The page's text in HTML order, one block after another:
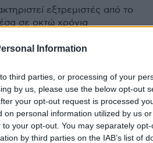
Information
third parties, or processing of your
by us, please use the below opt-out
your opt-out request is processed
personal information utilized by us
your opt-out. You may separately
by third parties on the IAB’s list of
εξτρεμιστές από το
σε οκτώ χρόνια
γυναίκα του που
να πάει στο
Ιεχωβάς